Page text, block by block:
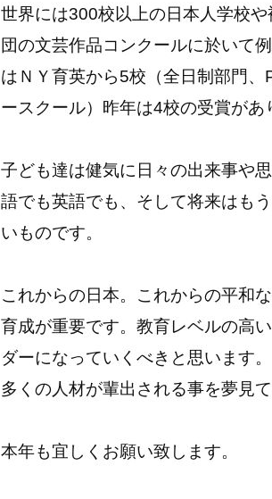
世界には300校以上の日本人学校
団の文芸作品コンクールに於いて
はＮＹ育英から5校（全日制部門
ースクール）昨年は4校の受賞が
子ども達は健気に日々の出来事や
語でも英語でも、そして将来はも
いものです。
これからの日本。これからの平和
育成が重要です。教育レベルの高
ダーになっていくべきと思います
多くの人材が輩出される事を夢見
本年も宜しくお願い致します。